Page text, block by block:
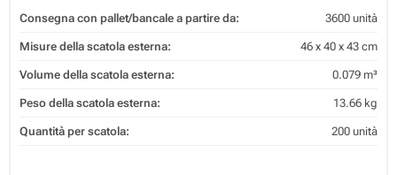
Consegna con pallet/bancale a partire da: 3600 unità
Misure della scatola esterna: 46 x 40 x 43 cm
Volume della scatola esterna: 0.079 m³
Peso della scatola esterna: 13.66 kg
Quantità per scatola: 200 unità